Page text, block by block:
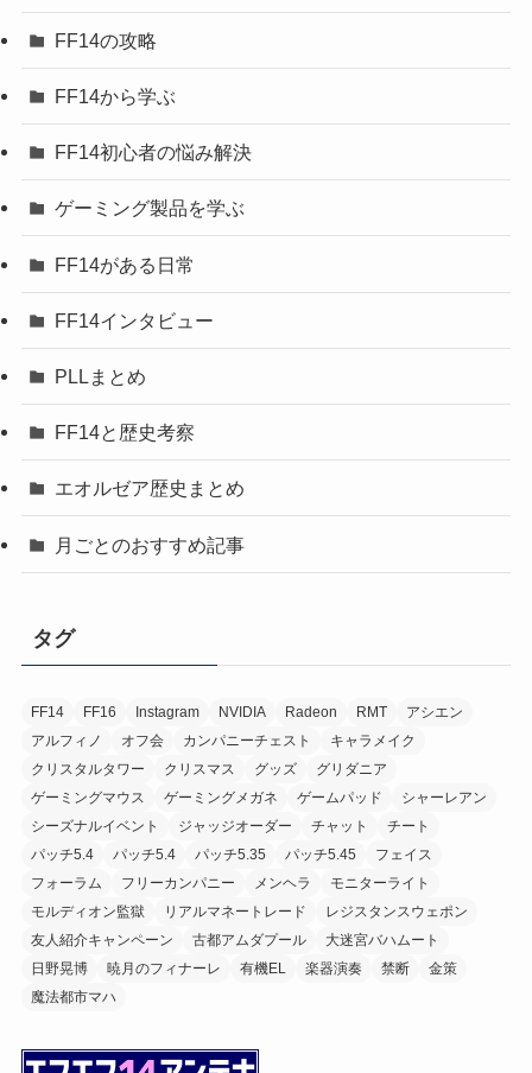
FF14の攻略
FF14から学ぶ
FF14初心者の悩み解決
ゲーミング製品を学ぶ
FF14がある日常
FF14インタビュー
PLLまとめ
FF14と歴史考察
エオルゼア歴史まとめ
月ごとのおすすめ記事
タグ
FF14 FF16 Instagram NVIDIA Radeon RMT
アシエン
アルフィノ
オフ会 カンパニーチェスト
キャラメイク
クリスタルタワー
クリスマス グッズ
グリダニア
ゲーミングマウス
ゲーミングメガネ ゲームパッド
シャーレアン
シーズナルイベント
ジャッジオーダー チャット
チート
パッチ5.4
パッチ5.4 パッチ5.35 パッチ5.45
フェイス
フォーラム
フリーカンパニー メンヘラ
モニターライト
モルディオン監獄
リアルマネートレード
レジスタンスウェポン
友人紹介キャンペーン
古都アムダプール
大迷宮バハムート
日野晃博
暁月のフィナーレ 有機EL 楽器演奏 禁断
金策
魔法都市マハ